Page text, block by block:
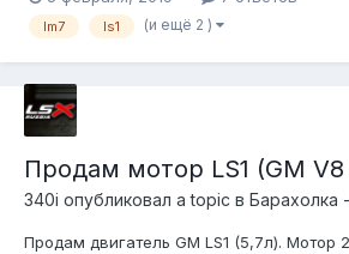
lm7 ls1 (и ещё 2 )
Продам мотор LS1 (GM V8
340i опубликовал a topic в Барахолка
Продам двигатель GM LS1 (5,7л). Мотор